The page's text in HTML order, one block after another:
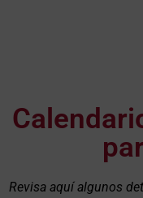
Revisa aquí algunos